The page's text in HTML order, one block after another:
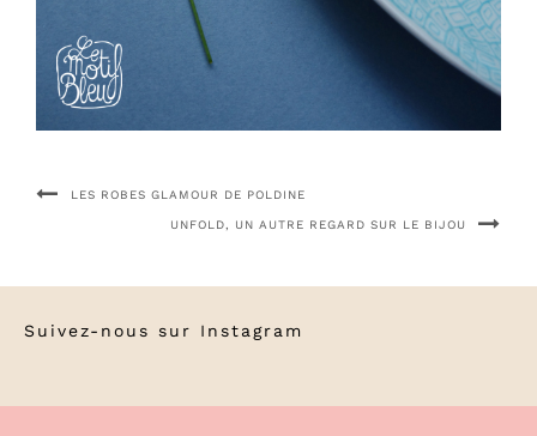
LES ROBES GLAMOUR DE POLDINE
UNFOLD, UN AUTRE REGARD SUR LE BIJOU
Suivez-nous sur Instagram